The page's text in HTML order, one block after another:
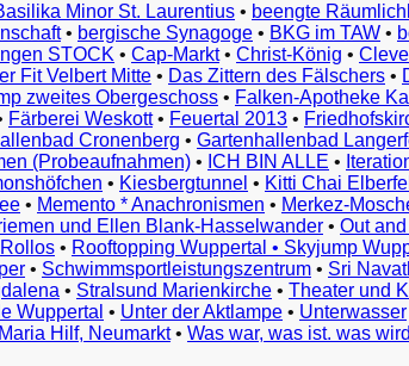
Vorbeelden
Przykłady
Ejemplos
Örnekler
Παραδείγματα
Примеры
示
例
例
예
Minor St. Laurentius • beengte
• bergische Synagoge • BKG im TAW •
STOCK • Cap-Markt• Christ-König •
Fit Velbert Mitte • Das Zittern des Fälschers •
zweites Obergeschoss • Falken-Apotheke
Färberei Weskott• Feuertal 2013 •
Cronenberg • Gartenhallenbad
(Probeaufnahmen) • ICH BIN ALLE •
• Kiesbergtunnel • Kitti Chai
• Memento * Anachronismen • Merkez-
und Ellen Blank-Hasselwander • Out
Rollos • Rooftopping Wuppertal • Skyjump
• Schwimmsportleistungszentrum • Sri
• Stralsund Marienkirche • Theater und
Wuppertal • Unter der Aktlampe • Unterwasser
Hilf, Neumarkt• Was war, was ist. was wird